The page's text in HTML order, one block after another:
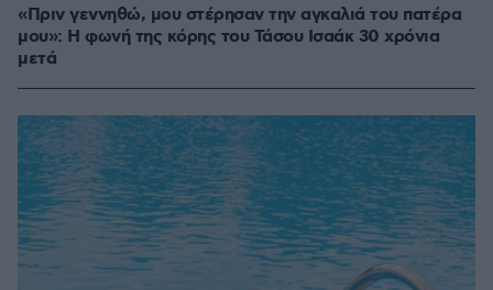
«Πριν γεννηθώ, μου στέρησαν την αγκαλιά του πατέρα
μου»: Η φωνή της κόρης του Τάσου Ισαάκ 30 χρόνια
μετά